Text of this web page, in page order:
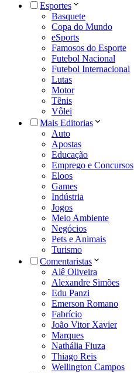
Esportes
Basquete
Copa do Mundo
eSports
Famosos do Esporte
Futebol Nacional
Futebol Internacional
Lutas
Motor
Tênis
Vôlei
Mais Editorias
Auto
Apostas
Educação
Emprego e Concursos
Eloos
Games
Indústria
Jogos
Meio Ambiente
Negócios
Pets e Animais
Turismo
Comentaristas
Alê Oliveira
Alexandre Simões
Edu Panzi
Emerson Romano
Fabrício
João Vitor Xavier
Marques
Nathália Fiuza
Thiago Reis
Wellington Campos